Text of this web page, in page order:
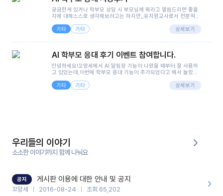
궁금한게 있거나 학부모 상담 시 부모님께 뭐라고 말씀드리면 좋을
지에 대해스스로 생각해보려고는 하지만,,유치원교사로서 전문적인
려니 어려울때가...^^(저만 그런거 아니죠 ㅜㅜ)꼬망봇의 장점은 지
피티나 제미나이는 몇세이고 여자인지 남자인지 등그래도 좀 기본
정보를 제공하면서 물어봐야할 때가 있어그때마다 정보를 입력하는
으셔서 고민이 됐는데ai 학부모 응대를 써볼 수 있어서 좋았어요!앞
면..)그리고 제가 신입 때 이게 있었더라면 ㅜㅜㅜㅜ?응대 팁이 정말
좋은거 같아요지금은 그래도 아이들이 잘 이해 되지만초임 때는 정
말 어려워서 항상다른 선생님들께 도움을 요청했었거든요..ㅠ*일지
쓸 때도 좀 도움이 되는 거 같아요!
기타 기타 상세보기
AI 학부모 응대 후기 이벤트 참여합니다.
안녕하세요!꼬망세에서 AI 알림장 기능이 나왔을 때부터 잘 사용하
고 있었는데,이번에 학부모 응대 기능이 추가되었다고 해서 놀랐습
님 응대에 더 많은 부담을 느끼고 있습니다 ㅠㅠ이번에 제가 원에서
겪은 일과 학부모님께 전달드렸던 내용을 함께 보시고,저와 비슷한
을 많이 하는데,꼬망봇 덕분에 고민하는 시간을 줄이고 학부모님을
안심시킬 수 있었습니다.이 부분은 꼬망봇이 추가로 알려준 응대 tip
입니다.학부모님께 전화를 드리기 전에, 내용을 숙지하여 좀 더 전문
성 있는 교사가 되어 대화를 나눌 수 있었습니다.꼬망세 AI학부모 응
기능을 개발해 주셔서 감사합니다.
기타 기타 상세보기
우리들의 이야기
소소한 이야기까지 함께 나눠요
공지 게시판 이용에 대한 안내 및 공지
꼬망세 2016-08-24 조회 65,202